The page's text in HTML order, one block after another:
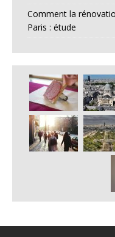
Comment la
Paris : étude